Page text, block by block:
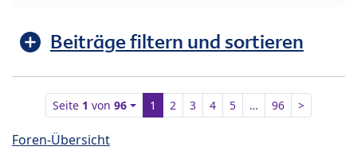
Beiträge filtern und sortieren
Seite 1 von96 1 2 3 4 5 … 96 >
Foren-Übersicht